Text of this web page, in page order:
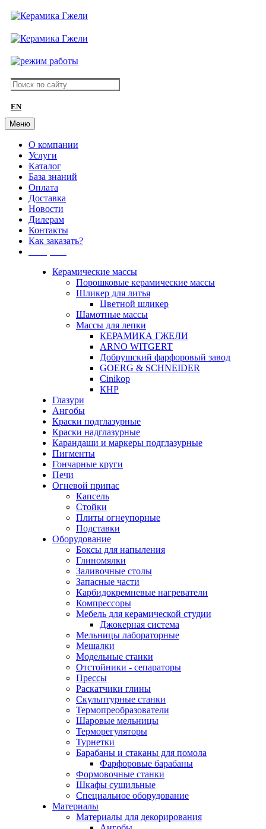
EN
Меню
О компании
Услуги
Каталог
База знаний
Оплата
Доставка
Новости
Дилерам
Контакты
Как заказать?
Керамические массы
Порошковые керамические массы
Шликер для литья
Цветной шликер
Шамотные массы
Массы для лепки
КЕРАМИКА ГЖЕЛИ
ARNO WITGERT
Добрушский фарфоровый завод
GOERG & SCHNEIDER
Cinikop
КНР
Глазури
Ангобы
Краски подглазурные
Краски надглазурные
Карандаши и маркеры подглазурные
Пигменты
Гончарные круги
Печи
Огневой припас
Капсель
Стойки
Плиты огнеупорные
Подставки
Оборудование
Боксы для напыления
Глиномялки
Заливочные столы
Запасные части
Карбидокремневые нагреватели
Компрессоры
Мебель для керамической студии
Джокерная система
Мельницы лабораторные
Мешалки
Модельные станки
Отстойники - сепараторы
Прессы
Раскатчики глины
Скульптурные станки
Термопреобразователи
Шаровые мельницы
Терморегуляторы
Турнетки
Барабаны и стаканы для помола
Фарфоровые барабаны
Формовочные станки
Шкафы сушильные
Специальное оборудование
Материалы
Материалы для декорирования